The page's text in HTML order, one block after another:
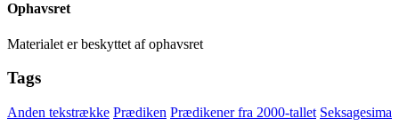
Ophavsret
Materialet er beskyttet af ophavsret
Tags
Anden tekstrække Prædiken Prædikener fra 2000-tallet Seksagesima